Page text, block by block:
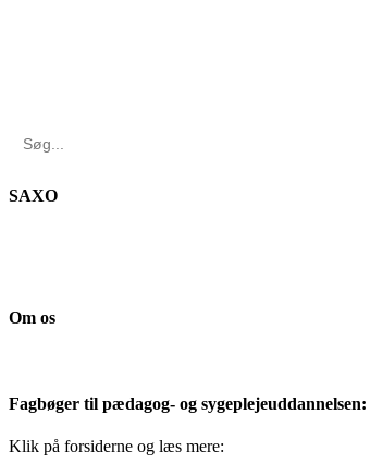
for:
SAXO
Om os
Fagbøger til pædagog- og sygeplejeuddannelsen:
Klik på forsiderne og læs mere: